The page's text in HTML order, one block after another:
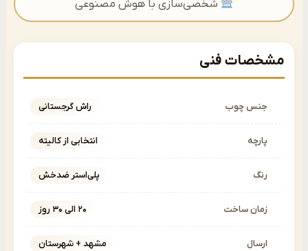
شخصی‌سازی با هوش مصنوعی
فنی
جنس چوب راش گرجستانی
انتخابی از کالیته
پلی‌استر ضدخش
زمان ساخت
مشهد + شهرستان